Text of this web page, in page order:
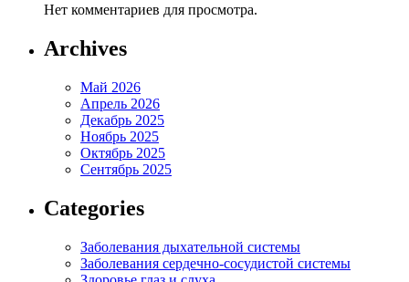
Нет комментариев для просмотра.
Archives
Май 2026
Апрель 2026
Декабрь 2025
Ноябрь 2025
Октябрь 2025
Сентябрь 2025
Categories
Заболевания дыхательной системы
Заболевания сердечно-сосудистой системы